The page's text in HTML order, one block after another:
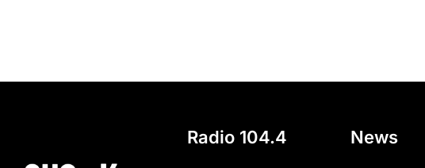
Radio 104.4 News